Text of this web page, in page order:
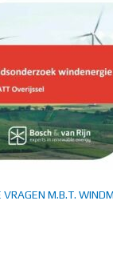
VRAGEN M.B.T.